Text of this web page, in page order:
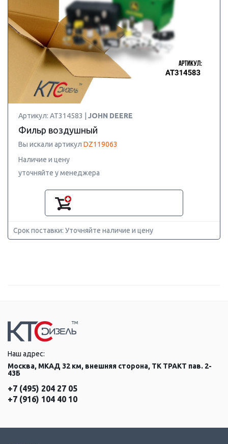
Артикул: AT314583 | JOHN DEERE
Фильр воздушный
Вы искали артикул DZ119063
Наличие и цену
уточняйте у менеджера
Срок поставки: Уточняйте наличие и цену
Наш адрес:
Москва, МКАД 32 км, внешняя сторона, ТК ТРАКТ пав. 2-
43Б
+7 (495) 204 27 05
+7 (916) 104 40 10